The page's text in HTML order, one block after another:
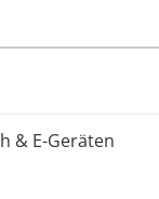
& E-Geräten